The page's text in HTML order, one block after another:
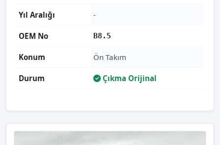
Yıl Aralığı -
OEM No B8.5
Konum Ön Takım
Durum Çıkma Orijinal